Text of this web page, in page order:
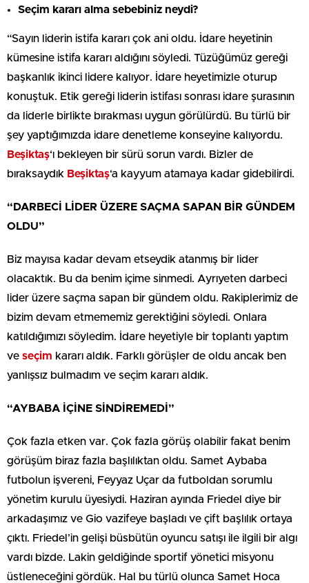
Seçim kararı alma sebebiniz neydi?
“Sayın liderin istifa kararı çok ani oldu. İdare heyetinin
kümesine istifa kararı aldığını söyledi. Tüzüğümüz gereği
başkanlık ikinci lidere kalıyor. İdare heyetimizle oturup
konuştuk. Etik gereği liderin istifası sonrası idare şurasının
da liderle birlikte bırakması uygun görülürdü. Bu türlü bir
şey yaptığımızda idare denetleme konseyine kalıyordu.
Beşiktaş‘ı bekleyen bir sürü sorun vardı. Bizler de
bıraksaydık Beşiktaş‘a kayyum atamaya kadar gidebilirdi.
“DARBECİ LİDER ÜZERE SAÇMA SAPAN BİR GÜNDEM
OLDU”
Biz mayısa kadar devam etseydik atanmış bir lider
olacaktık. Bu da benim içime sinmedi. Ayrıyeten darbeci
lider üzere saçma sapan bir gündem oldu. Rakiplerimiz de
bizim devam etmememiz gerektiğini söyledi. Onlara
katıldığımızı söyledim. İdare heyetiyle bir toplantı yaptım
ve seçim kararı aldık. Farklı görüşler de oldu ancak ben
yanlışsız bulmadım ve seçim kararı aldık.
“AYBABA İÇİNE SİNDİREMEDİ”
Çok fazla etken var. Çok fazla görüş olabilir fakat benim
görüşüm biraz fazla başlılıktan oldu. Samet Aybaba
futbolun işvereni, Feyyaz Uçar da futboldan sorumlu
yönetim kurulu üyesiydi. Haziran ayında Friedel diye bir
arkadaşımız ve Gio vazifeye başladı ve çift başlılık ortaya
çıktı. Friedel’in gelişi büsbütün oyuncu satışı ile ilgili bir algı
vardı bizde. Lakin geldiğinde sportif yönetici misyonu
üstleneceğini gördük. Hal bu türlü olunca Samet Hoca